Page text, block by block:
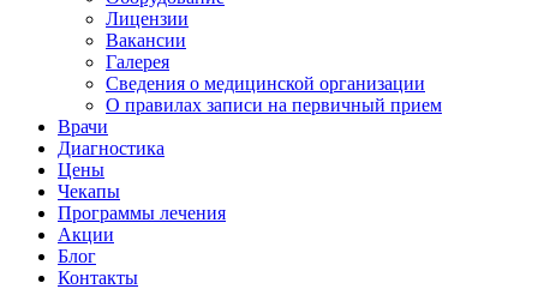
Лицензии
Вакансии
Галерея
Сведения о медицинской организации
О правилах записи на первичный прием
Врачи
Диагностика
Цены
Чекапы
Программы лечения
Акции
Блог
Контакты